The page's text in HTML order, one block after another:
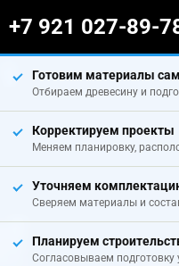
+7 921 027-89-
Готовим материалы
Отбираем древесину и
Корректируем проекты
Меняем планировку,
Уточняем
Сверяем материалы и
Планируем
Согласовываем подготовку